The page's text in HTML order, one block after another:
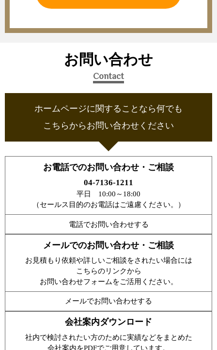
お問い合わせ
Contact
ホームページに関することなら何でも
こちらからお問い合わせください
お電話でのお問い合わせ・ご相談
04-7136-1211
平日 10:00～18:00
（セールス目的のお電話はご遠慮ください。）
電話でお問い合わせする
メールでのお問い合わせ・ご相談
お見積もり依頼や詳しいご相談をされたい場合には
こちらのリンクから
お問い合わせフォームをご活用ください。
メールでお問い合わせする
会社案内ダウンロード
社内で検討されたい方のために実績などをまとめた
会社案内をPDFでご用意しています。